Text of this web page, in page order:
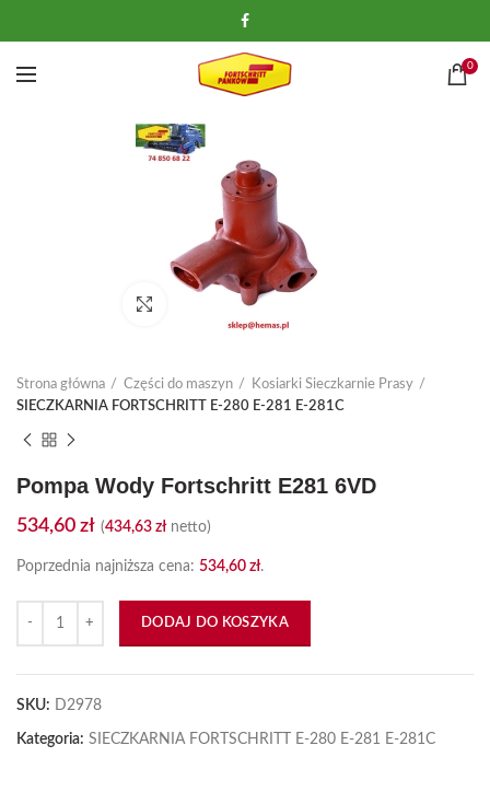
0
Kliknij, aby powiększyć
Strona główna Części do maszyn
Kosiarki Sieczkarnie Prasy
SIECZKARNIA FORTSCHRITT E-280 E-281 E-281C
Pompa Wody Fortschritt E281 6VD
534,60 zł (434,63 złnetto)
Poprzednia najniższa cena: 534,60 zł.
DODAJ DO KOSZYKA
SKU: D2978
Kategoria: SIECZKARNIA FORTSCHRITT E-280 E-281 E-281C